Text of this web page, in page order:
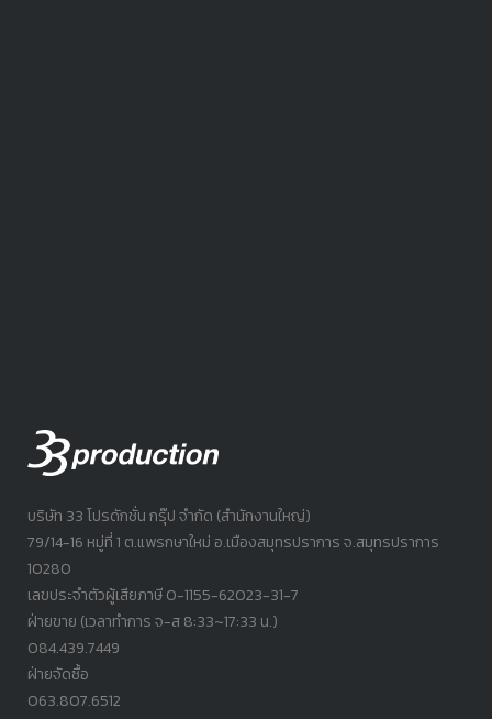
บริษัท 33 โปรดักชั่น กรุ๊ป จำกัด (สำนักงานใหญ่)
79/14-16 หมู่ที่ 1 ต.แพรกษาใหม่ อ.เมืองสมุทรปราการ จ.สมุทรปราการ
10280
เลขประจำตัวผู้เสียภาษี 0-1155-62023-31-7
ฝ่ายขาย (เวลาทำการ จ-ส 8:33~17:33 น.)
084.439.7449
ฝ่ายจัดซื้อ
063.807.6512